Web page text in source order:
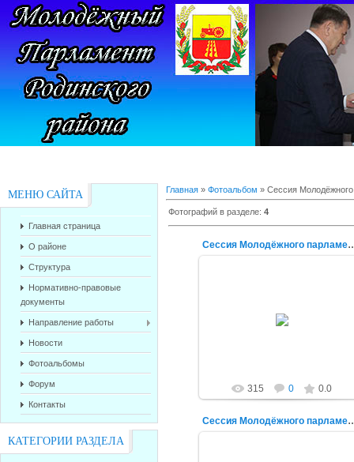
МЕНЮ САЙТА
Главная страница
О районе
Структура
Нормативно-правовые
документы
Направление работы
Новости
Фотоальбомы
Форум
Контакты
КАТЕГОРИИ РАЗДЕЛА
Главная » Фотоальбом » Сессия Молодёжного
Фотографий в разделе: 4
Сессия Молодёжного
315 0 0.0
Сессия Молодёжного